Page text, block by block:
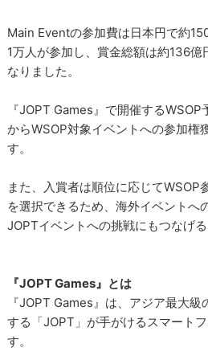
Main Eventの参加費は日本円で約
1万人が参加し、賞金総額は約136億
なりました。
『JOPT Games』で開催する
からWSOP対象イベントへの参加権
す。
また、入賞者は順位に応じてWSOP
を選択できるため、海外イベントへ
JOPTイベントへの挑戦にもつなげる
『JOPT Games』とは
『JOPT Games』は、アジア最大
する「JOPT」が手がけるスマート
す。